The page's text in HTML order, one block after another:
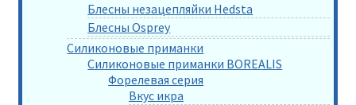
Блесны незацепляйки Hedsta
Блесны Osprey
Силиконовые приманки
Силиконовые приманки BOREALIS
Форелевая серия
Вкус икра